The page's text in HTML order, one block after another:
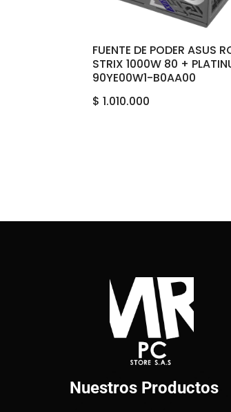
FUENTE DE PODER ASUS
STRIX 1000W 80 +
90YE00W1-B0AA00
$ 1.010.000
Nuestros Productos